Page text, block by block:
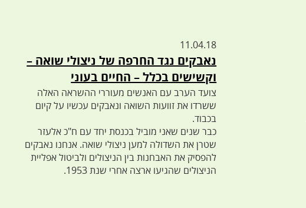
11.04.18
נאבקים נגד החרפה של ניצולי שואה –
וקשישים בכלל – החיים בעוני
צועד הערב עם האנשים מעוררי ההשראה האלה
ששרדו את זוועות השואה ונאבקים עכשיו על קיום
בכבוד.
כבר שנים שאני מוביל בכנסת יחד עם ח"כ אלעזר
שטרן את השדולה למען ניצולי שואה. אנחנו נאבקים
להפסיק את האבחנות בין הניצולים ולביטול אפליית
הניצולים שהגיעו ארצה אחרי שנת 1953.